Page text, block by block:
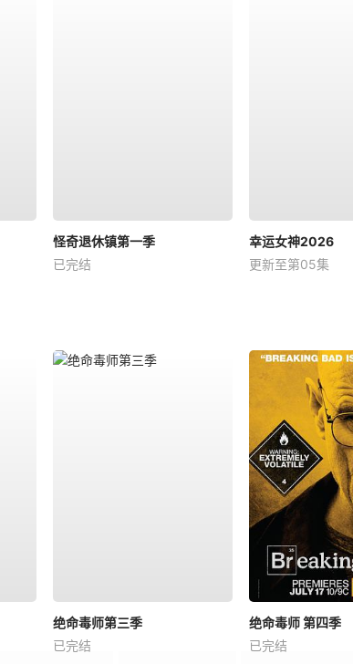
怪奇退休镇第一季
已完结
幸运女神2026
更新至第05集
绝命毒师第三季
已完结
绝命毒师 第四季
已完结